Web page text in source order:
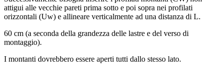
attigui alle vecchie pareti prima sotto e poi sopra nei profilati
orizzontali (Uw) e allineare verticalmente ad una distanza di L.
60 cm (a seconda della grandezza delle lastre e del verso di
montaggio).
I montanti dovrebbero essere aperti tutti dallo stesso lato.